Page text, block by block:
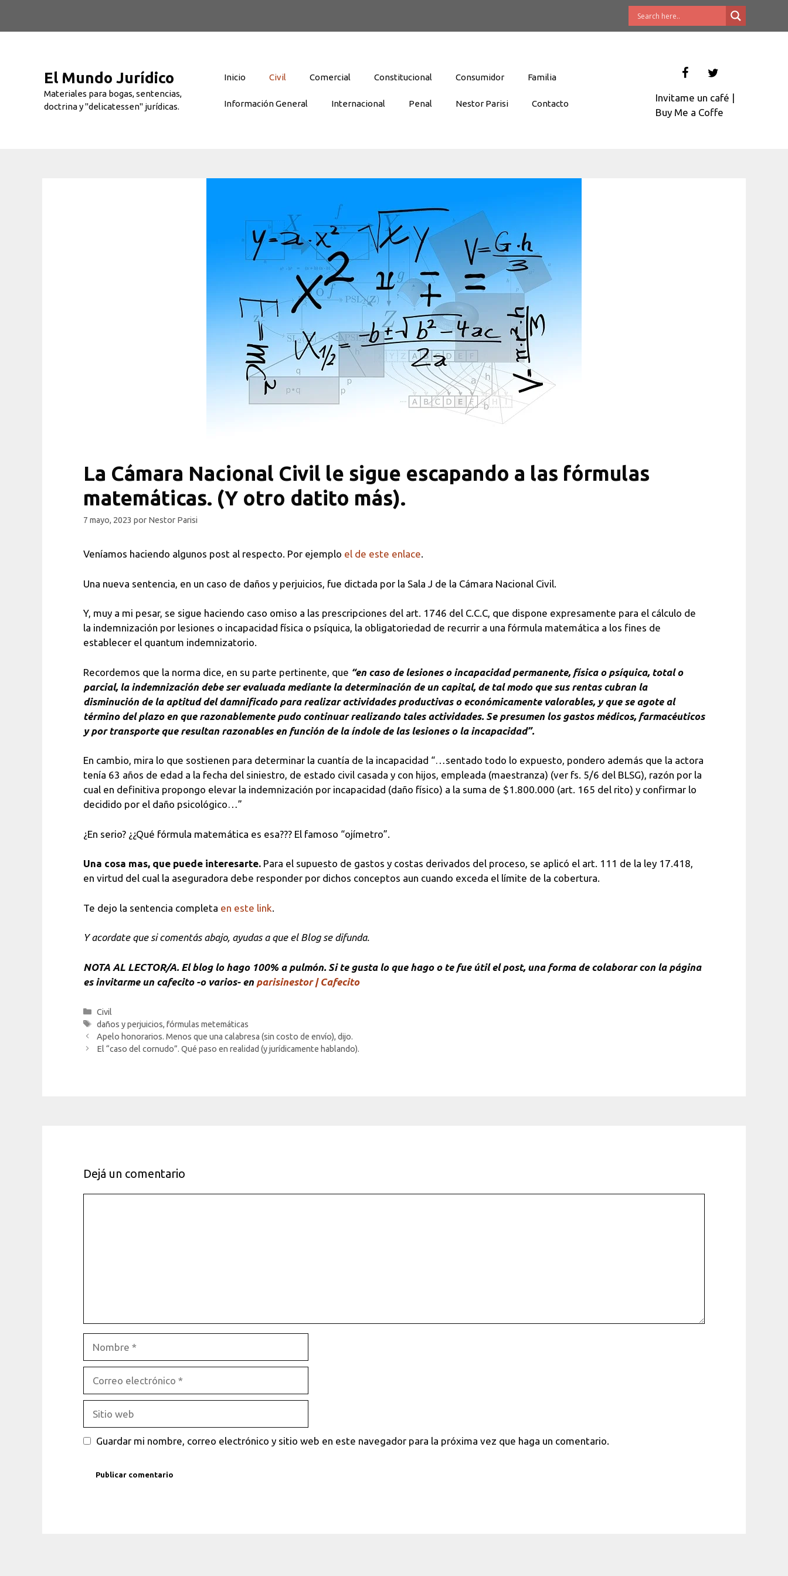
El Mundo Jurídico
Materiales para bogas, sentencias,
doctrina y "delicatessen" jurídicas.
Inicio Civil Comercial Constitucional Consumidor Familia
Información General Internacional Penal Nestor Parisi Contacto
Invitame un café |
Buy Me a Coffe
La Cámara Nacional Civil le sigue escapando a las fórmulas
matemáticas. (Y otro datito más).
7 mayo, 2023 por Nestor Parisi
Veníamos haciendo algunos post al respecto. Por ejemplo el de este enlace.
Una nueva sentencia, en un caso de daños y perjuicios, fue dictada por la Sala J de la Cámara Nacional Civil.
Y, muy a mi pesar, se sigue haciendo caso omiso a las prescripciones del art. 1746 del C.C.C, que dispone expresamente para el cálculo de
la indemnización por lesiones o incapacidad física o psíquica, la obligatoriedad de recurrir a una fórmula matemática a los fines de
establecer el quantum indemnizatorio.
Recordemos que la norma dice, en su parte pertinente, que “en caso de lesiones o incapacidad permanente, física o psíquica, total o
parcial, la indemnización debe ser evaluada mediante la determinación de un capital, de tal modo que sus rentas cubran la
disminución de la aptitud del damnificado para realizar actividades productivas o económicamente valorables, y que se agote al
término del plazo en que razonablemente pudo continuar realizando tales actividades. Se presumen los gastos médicos, farmacéuticos
y por transporte que resultan razonables en función de la índole de las lesiones o la incapacidad”.
En cambio, mira lo que sostienen para determinar la cuantía de la incapacidad “…sentado todo lo expuesto, pondero además que la actora
tenía 63 años de edad a la fecha del siniestro, de estado civil casada y con hijos, empleada (maestranza) (ver fs. 5/6 del BLSG), razón por la
cual en definitiva propongo elevar la indemnización por incapacidad (daño físico) a la suma de $1.800.000 (art. 165 del rito) y confirmar lo
decidido por el daño psicológico…”
¿En serio? ¿¿Qué fórmula matemática es esa??? El famoso “ojímetro”.
Una cosa mas, que puede interesarte. Para el supuesto de gastos y costas derivados del proceso, se aplicó el art. 111 de la ley 17.418,
en virtud del cual la aseguradora debe responder por dichos conceptos aun cuando exceda el límite de la cobertura.
Te dejo la sentencia completa en este link
Y acordate que si comentás abajo, ayudas a que el Blog se difunda.
NOTA AL LECTOR/A. El blog lo hago 100% a pulmón. Si te gusta lo que hago o te fue útil el post, una forma de colaborar con la página
es invitarme un cafecito -o varios- en parisinestor | Cafecito
Categorías
Civil
Etiquetas
daños y perjuicios,fórmulas metemáticas
Apelo honorarios. Menos que una calabresa (sin costo de envío), dijo.
El “caso del cornudo”. Qué paso en realidad (y jurídicamente hablando).
Dejá un comentario
electrónico
web
Guardar mi nombre, correo electrónico y sitio web en este navegador para la próxima vez que haga un comentario.